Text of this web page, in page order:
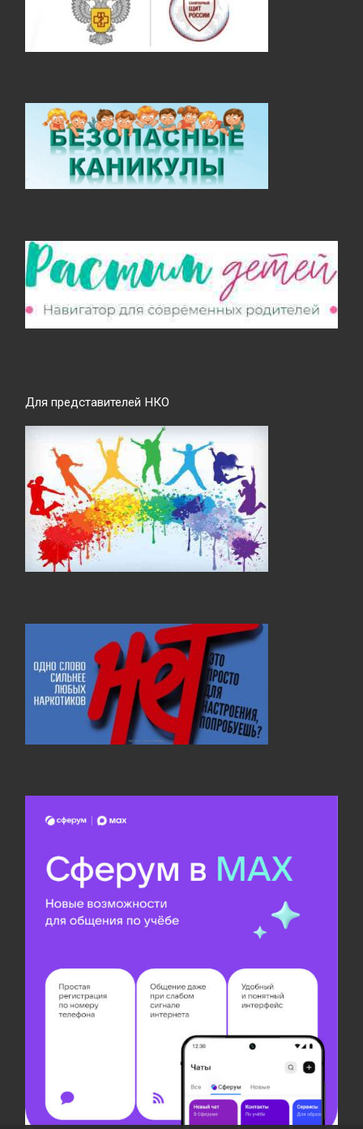
Для представителей НКО